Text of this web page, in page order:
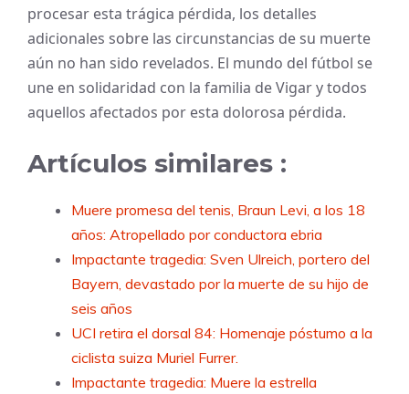
procesar esta trágica pérdida, los detalles
adicionales sobre las circunstancias de su muerte
aún no han sido revelados. El mundo del fútbol se
une en solidaridad con la familia de Vigar y todos
aquellos afectados por esta dolorosa pérdida.
Artículos similares :
Muere promesa del tenis, Braun Levi, a los 18
años: Atropellado por conductora ebria
Impactante tragedia: Sven Ulreich, portero del
Bayern, devastado por la muerte de su hijo de
seis años
UCI retira el dorsal 84: Homenaje póstumo a la
ciclista suiza Muriel Furrer.
Impactante tragedia: Muere la estrella